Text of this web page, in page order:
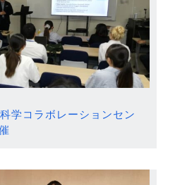
学コラボレーションセン